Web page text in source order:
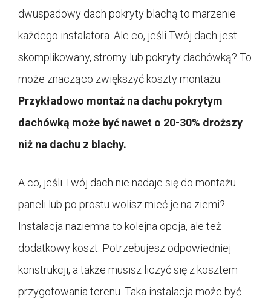
dwuspadowy dach pokryty blachą to marzenie
każdego instalatora. Ale co, jeśli Twój dach jest
skomplikowany, stromy lub pokryty dachówką? To
może znacząco zwiększyć koszty montażu.
Przykładowo montaż na dachu pokrytym
dachówką może być nawet o 20-30% droższy
niż na dachu z blachy.
A co, jeśli Twój dach nie nadaje się do montażu
paneli lub po prostu wolisz mieć je na ziemi?
Instalacja naziemna to kolejna opcja, ale też
dodatkowy koszt. Potrzebujesz odpowiedniej
konstrukcji, a także musisz liczyć się z kosztem
przygotowania terenu. Taka instalacja może być